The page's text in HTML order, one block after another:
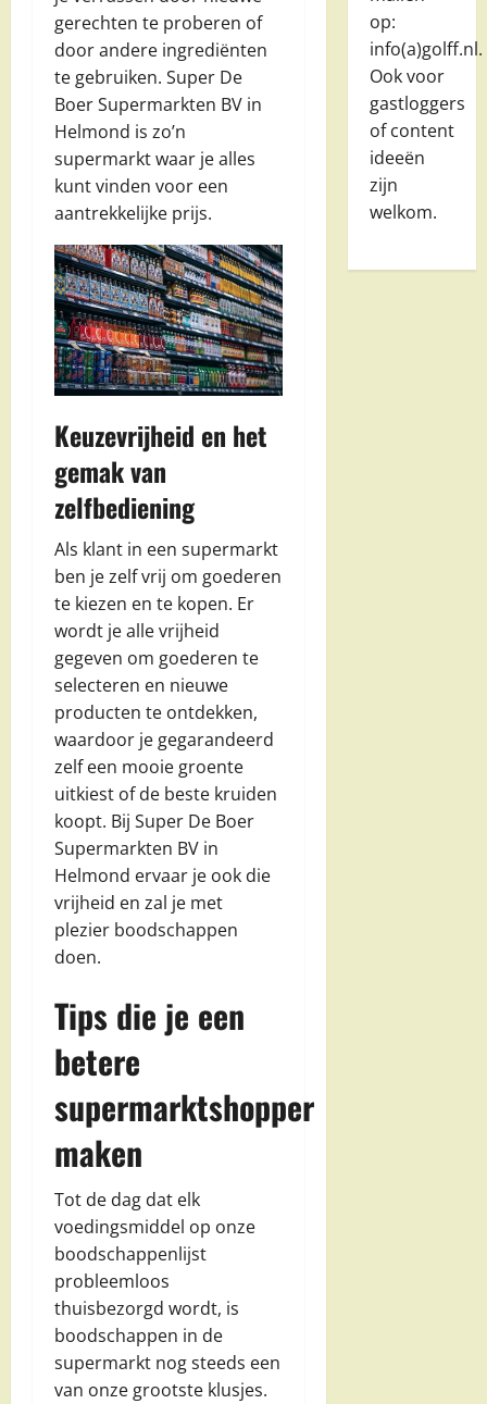
gerechten te proberen of
door andere ingrediënten
te gebruiken. Super De
Boer Supermarkten BV in
Helmond is zo’n
supermarkt waar je alles
kunt vinden voor een
aantrekkelijke prijs.
Keuzevrijheid en het
gemak van
zelfbediening
Als klant in een supermarkt
ben je zelf vrij om goederen
te kiezen en te kopen. Er
wordt je alle vrijheid
gegeven om goederen te
selecteren en nieuwe
producten te ontdekken,
waardoor je gegarandeerd
zelf een mooie groente
uitkiest of de beste kruiden
koopt. Bij Super De Boer
Supermarkten BV in
Helmond ervaar je ook die
vrijheid en zal je met
plezier boodschappen
doen.
Tips die je een
betere
supermarktshopper
maken
Tot de dag dat elk
voedingsmiddel op onze
boodschappenlijst
probleemloos
thuisbezorgd wordt, is
boodschappen in de
supermarkt nog steeds een
van onze grootste klusjes.
op:
info(a)golff.nl.
Ook voor
gastloggers
of content
ideeën
zijn
welkom.